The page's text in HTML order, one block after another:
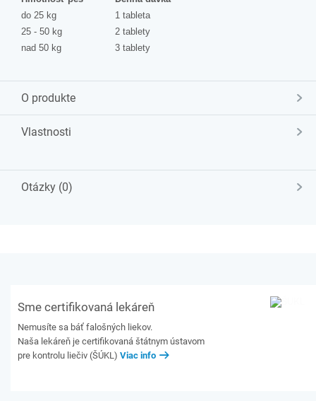
do 25 kg
1 tableta
25 - 50 kg
2 tablety
nad 50 kg
3 tablety
O produkte
Vlastnosti
Otázky (0)
Sme certifikovaná lekáreň
Nemusíte sa báť falošných liekov.
Naša lekáreň je certifikovaná štátnym ústavom
pre kontrolu liečiv (ŠÚKL) Viac info